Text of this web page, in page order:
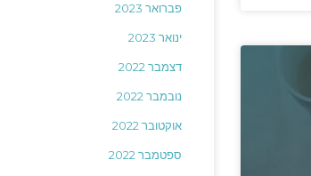
פברואר 2023
ינואר 2023
דצמבר 2022
נובמבר 2022
אוקטובר 2022
ספטמבר 2022